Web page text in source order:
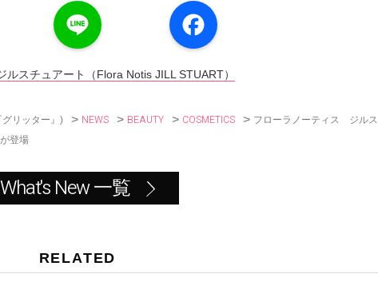
o
o
スチュアート（Flora Notis JILL STUART）
リッター』) > NEWS > BEAUTY > COSMETICS > フローラノーティス ジルス
登場
What's New 一覧
RELATED